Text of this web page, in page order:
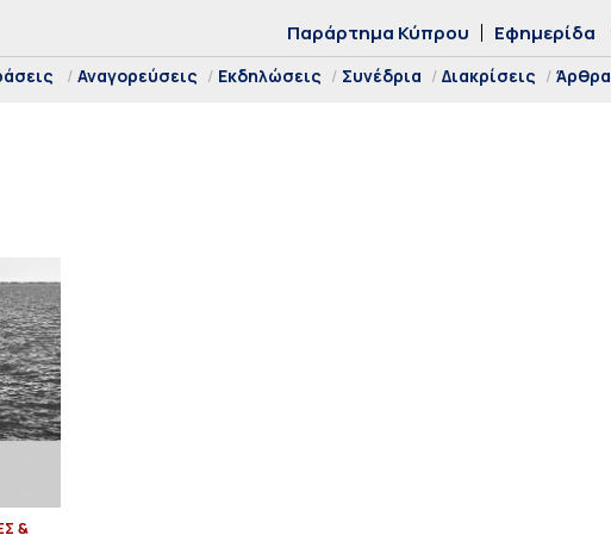
Παράρτημα Κύπρου Εφημερίδα
Αναγορεύσεις Εκδηλώσεις Συνέδρια Διακρίσεις Άρθρα
&